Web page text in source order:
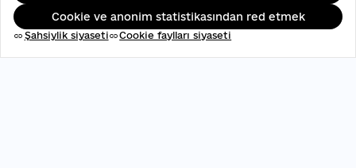
Cookie ve anonim statistikasından red etmek
link Şahsiylik siyasetilinkCookie faylları siyaseti